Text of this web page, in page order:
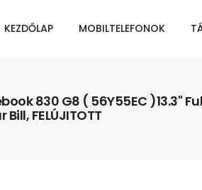
KEZDŐLAP MOBILTELEFONOK
830 G8 ( 56Y55EC )13.3"
FELÚJITOTT